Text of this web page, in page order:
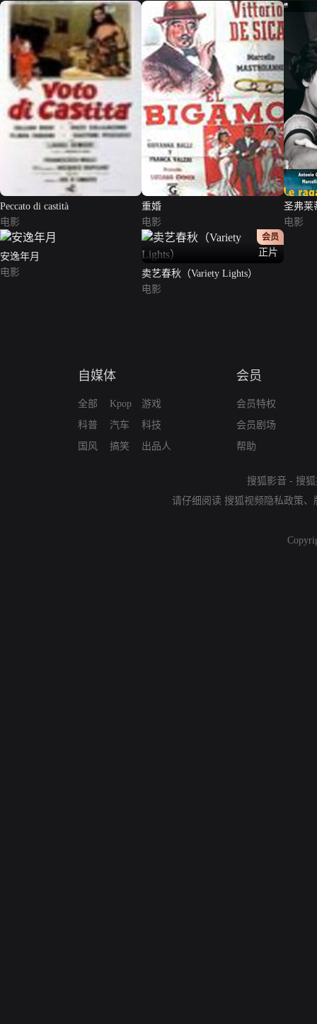
Peccato di castità
电影
重婚
电影
圣弗莱
电影
安逸年月
电影
正片
会员
卖艺春秋（Variety Lights）
电影
自媒体
全部
科普
国风
Kpop
汽车
搞笑
游戏
科技
出品人
会员
会员特权
会员剧场
帮助
搜狐影音 - 搜
请仔细阅读 搜狐视频隐私政策、